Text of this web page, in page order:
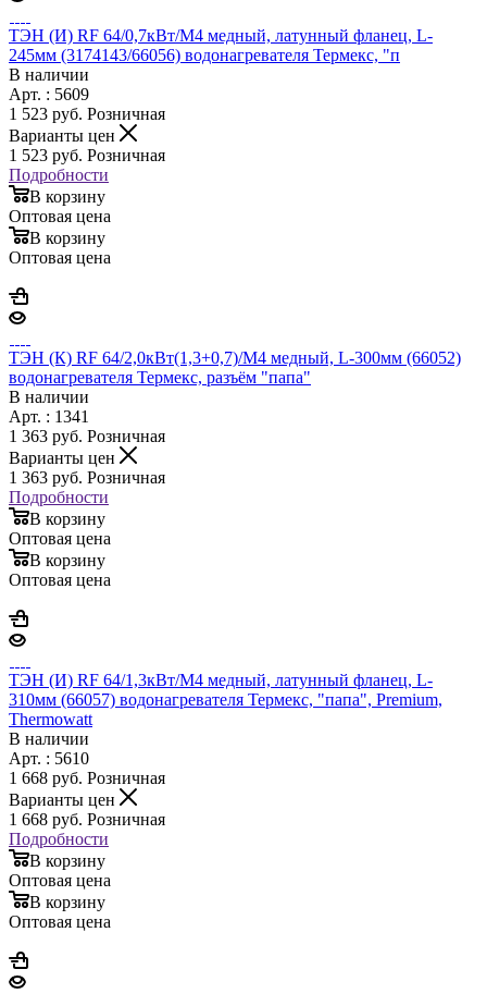
ТЭН (И) RF 64/0,7кВт/М4 медный, латунный фланец, L-
245мм (3174143/66056) водонагревателя Термекс, "п
В наличии
Арт. : 5609
1 523 руб. Розничная
Варианты цен
1 523 руб. Розничная
Подробности
В корзину
Оптовая цена
В корзину
Оптовая цена
ТЭН (К) RF 64/2,0кВт(1,3+0,7)/М4 медный, L-300мм (66052)
водонагревателя Термекс, разъём "папа"
В наличии
Арт. : 1341
1 363 руб. Розничная
Варианты цен
1 363 руб. Розничная
Подробности
В корзину
Оптовая цена
В корзину
Оптовая цена
ТЭН (И) RF 64/1,3кВт/М4 медный, латунный фланец, L-
310мм (66057) водонагревателя Термекс, "папа", Premium,
Thermowatt
В наличии
Арт. : 5610
1 668 руб. Розничная
Варианты цен
1 668 руб. Розничная
Подробности
В корзину
Оптовая цена
В корзину
Оптовая цена